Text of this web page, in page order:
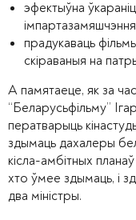
эфектыўна
імпартазамяшчэння
прадукаваць
скіраваныя на
А памятаеце, як за
“Беларусьфільму”
ператварыць
здымаць дахалеры
кісла-амбітных
хто ўмее здымаць, і
два міністры.